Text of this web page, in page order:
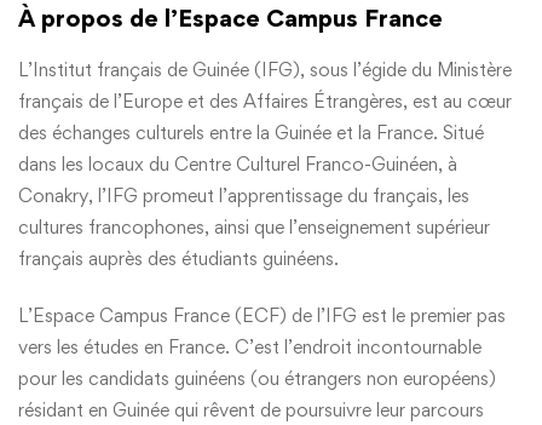
À propos de l’Espace Campus France
L’Institut français de Guinée (IFG), sous l’égide du Ministère
français de l’Europe et des Affaires Étrangères, est au cœur
des échanges culturels entre la Guinée et la France. Situé
dans les locaux du Centre Culturel Franco-Guinéen, à
Conakry, l’IFG promeut l’apprentissage du français, les
cultures francophones, ainsi que l’enseignement supérieur
français auprès des étudiants guinéens.
L’Espace Campus France (ECF) de l’IFG est le premier pas
vers les études en France. C’est l’endroit incontournable
pour les candidats guinéens (ou étrangers non européens)
résidant en Guinée qui rêvent de poursuivre leur parcours